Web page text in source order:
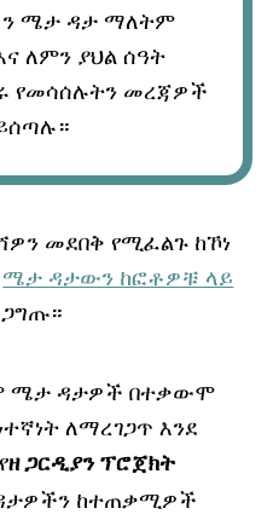
ሜታ ዳታ ማለትም
ለምን ያህል ሰዓት
የመሳሰሉትን መረጃዎች
መደበቅ የሚፈልጉ ከኾነ
ሜታ ዳታውን ከፎቶዎቹ ላይ
ሜታ ዳታዎች በተቃውሞ
ለማረገጋጥ እንደ
ዘ ጋርዲያን ፕሮጀክት
ከተጠቃሚዎች